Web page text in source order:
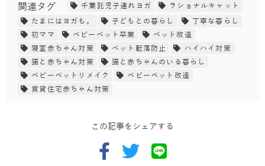
関連タグ 千葉託児子連れヨガ
ラショナルキャット
たまにはヨガも。
子どもとの暮らし
丁寧な暮らし
初ママ
ベビーベット卒業
ベット改造
寝室赤ちゃん対策
ベット転落防止
ハイハイ対策
猫と赤ちゃん対策
猫と赤ちゃんのいる暮らし
ベビーベットリメイク
ベビーベット改造
賃貸住宅赤ちゃん対策
この記事をシェアする